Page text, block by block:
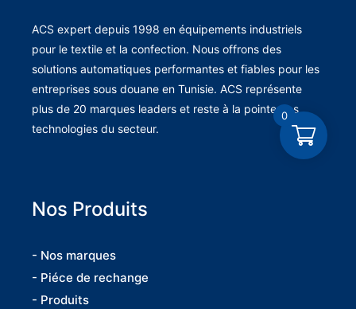
ACS expert depuis 1998 en équipements industriels
pour le textile et la confection. Nous offrons des
solutions automatiques performantes et fiables pour les
entreprises sous douane en Tunisie. ACS représente
plus de 20 marques leaders et reste à la pointe des
technologies du secteur.
Nos Produits
- Nos marques
- Piéce de rechange
- Produits
0